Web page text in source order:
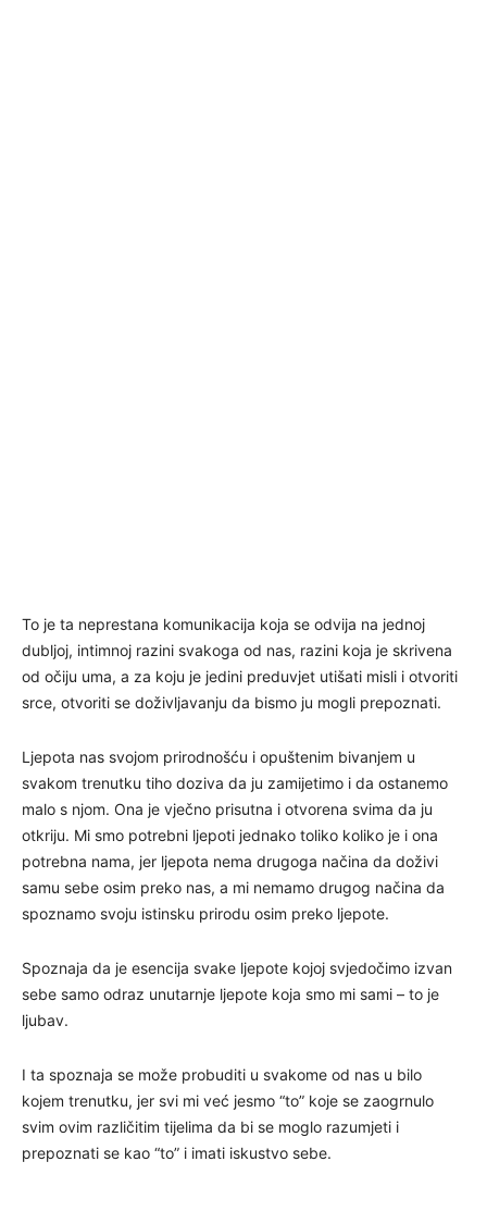
To je ta neprestana komunikacija koja se odvija na jednoj
dubljoj, intimnoj razini svakoga od nas, razini koja je skrivena
od očiju uma, a za koju je jedini preduvjet utišati misli i otvoriti
srce, otvoriti se doživljavanju da bismo ju mogli prepoznati.
Ljepota nas svojom prirodnošću i opuštenim bivanjem u
svakom trenutku tiho doziva da ju zamijetimo i da ostanemo
malo s njom. Ona je vječno prisutna i otvorena svima da ju
otkriju. Mi smo potrebni ljepoti jednako toliko koliko je i ona
potrebna nama, jer ljepota nema drugoga načina da doživi
samu sebe osim preko nas, a mi nemamo drugog načina da
spoznamo svoju istinsku prirodu osim preko ljepote.
Spoznaja da je esencija svake ljepote kojoj svjedočimo izvan
sebe samo odraz unutarnje ljepote koja smo mi sami – to je
ljubav.
I ta spoznaja se može probuditi u svakome od nas u bilo
kojem trenutku, jer svi mi već jesmo “to” koje se zaogrnulo
svim ovim različitim tijelima da bi se moglo razumjeti i
prepoznati se kao “to” i imati iskustvo sebe.